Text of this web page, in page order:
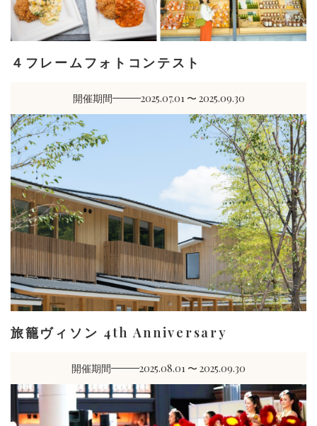
４フレームフォトコンテスト
開催期間 2025.07.01 〜 2025.09.30
旅籠ヴィソン 4th Anniversary
開催期間 2025.08.01 〜 2025.09.30